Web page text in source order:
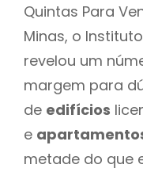
Quintas Para
Minas, o
revelou um
margem para
de edifícios
e
metade do que